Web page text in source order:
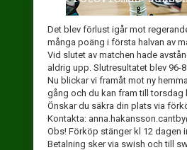
Det blev förlust igår mot
många poäng i första halvan av
Vid slutet av matchen hade
aldrig upp. Slutresultatet blev 96-
Nu blickar vi framåt mot ny
gång och du kan fram till torsdag
Önskar du säkra din plats via
Kontakta:
Obs! Förköp stänger kl 12 dagen
Betalning sker via swish och till